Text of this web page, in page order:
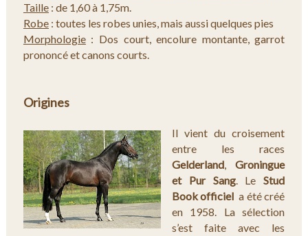
Taille: de 1,60 à 1,75m.
Robe: toutes les robes unies, mais aussi quelques pies
Morphologie: Dos court, encolure montante, garrot
prononcé et canons courts.
Origines
Il vient du croisement
entre les races
Gelderland,Groningue
et Pur Sang. Le Stud
Book officiel a été créé
en 1958. La sélection
s’est faite avec les